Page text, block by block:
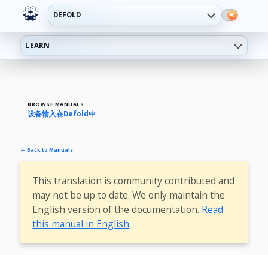
DEFOLD
LEARN
BROWSE MANUALS
设备输入在Defold中
← Back to Manuals
This translation is community contributed and
may not be up to date. We only maintain the
English version of the documentation. Read
this manual in English